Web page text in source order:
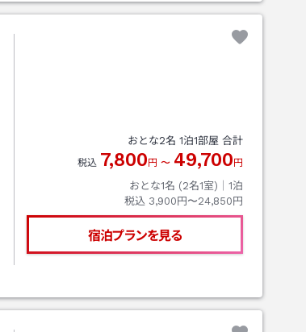
おとな2名 1泊1部屋 合計
税込 7,800 円 〜 49,700 円
おとな1名 (2名1室)｜ 1泊
税込 3,900円〜24,850円
宿泊プランを見る